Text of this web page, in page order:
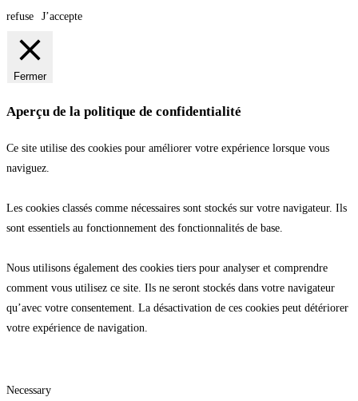
refuse
J’accepte
Fermer
Aperçu de la politique de confidentialité
Ce site utilise des cookies pour améliorer votre expérience lorsque vous
naviguez.
Les cookies classés comme nécessaires sont stockés sur votre navigateur. Ils
sont essentiels au fonctionnement des fonctionnalités de base.
Nous utilisons également des cookies tiers pour analyser et comprendre
comment vous utilisez ce site. Ils ne seront stockés dans votre navigateur
qu’avec votre consentement. La désactivation de ces cookies peut détériorer
votre expérience de navigation.
Necessary